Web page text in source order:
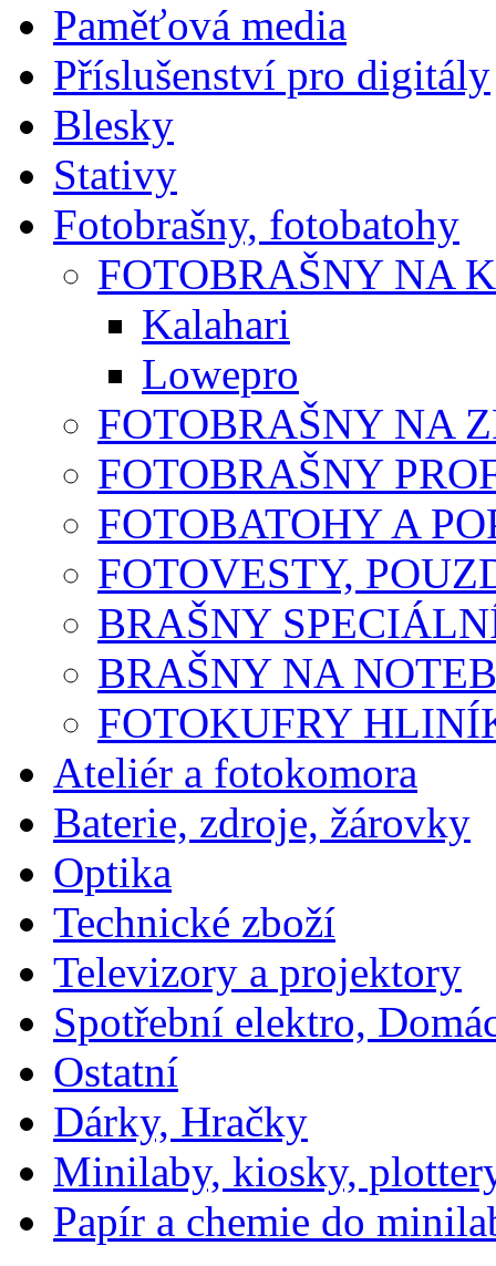
Paměťová media
Příslušenství pro digitály
Blesky
Stativy
Fotobrašny, fotobatohy
FOTOBRAŠNY NA
Kalahari
Lowepro
FOTOBRAŠNY NA
FOTOBRAŠNY
FOTOBATOHY A
FOTOVESTY,
BRAŠNY
BRAŠNY NA
FOTOKUFRY
Ateliér a fotokomora
Baterie, zdroje, žárovky
Optika
Technické zboží
Televizory a projektory
Spotřební elektro,
Ostatní
Dárky, Hračky
Minilaby, kiosky,
Papír a chemie do